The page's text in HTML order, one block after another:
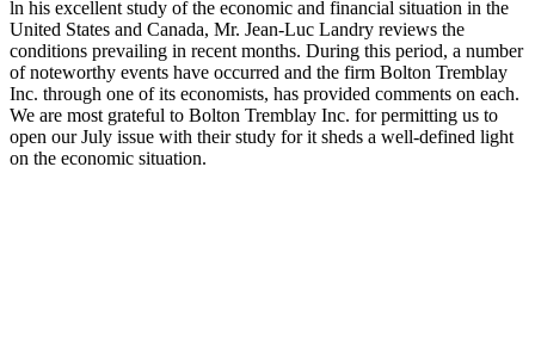
ln his excellent study of the economic and financial situation in the
United States and Canada, Mr. Jean-Luc Landry reviews the
conditions prevailing in recent months. During this period, a number
of noteworthy events have occurred and the firm Bolton Tremblay
Inc. through one of its economists, has provided comments on each.
We are most grateful to Bolton Tremblay Inc. for permitting us to
open our July issue with their study for it sheds a well-defined light
on the economic situation.